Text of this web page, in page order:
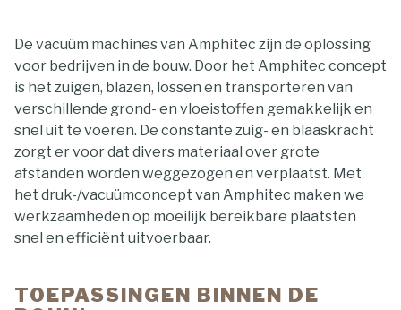
De vacuüm machines van Amphitec zijn de oplossing
voor bedrijven in de bouw. Door het Amphitec concept
is het zuigen, blazen, lossen en transporteren van
verschillende grond- en vloeistoffen gemakkelijk en
snel uit te voeren. De constante zuig- en blaaskracht
zorgt er voor dat divers materiaal over grote
afstanden worden weggezogen en verplaatst. Met
het druk-/vacuümconcept van Amphitec maken we
werkzaamheden op moeilijk bereikbare plaatsten
snel en efficiënt uitvoerbaar.
TOEPASSINGEN BINNEN DE